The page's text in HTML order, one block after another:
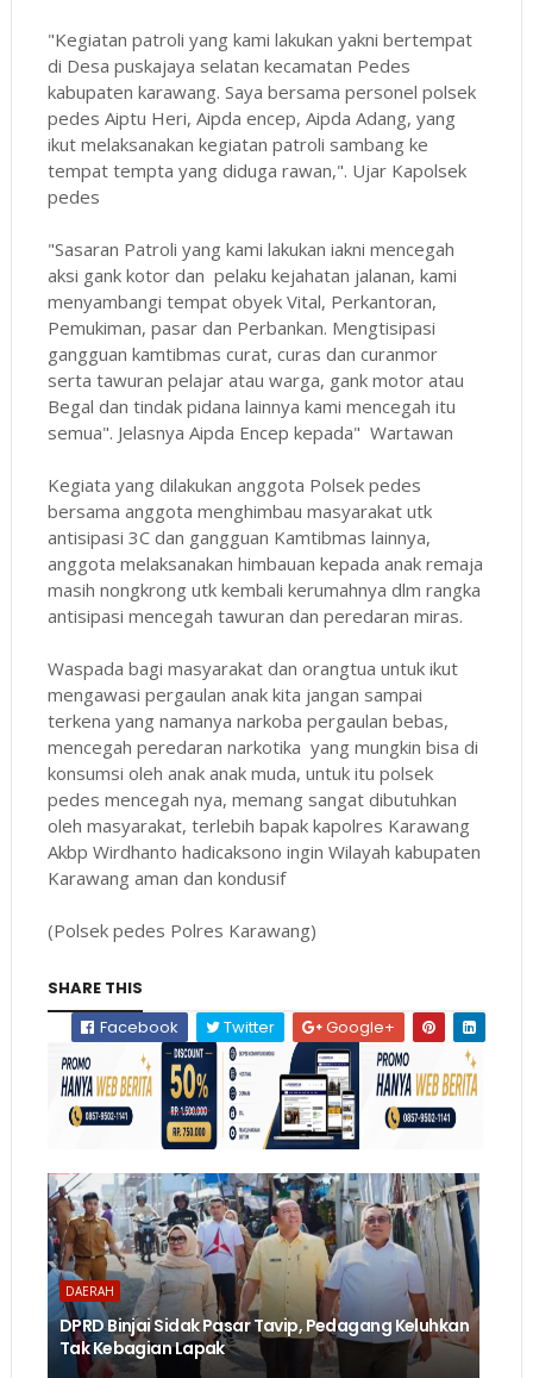
"Kegiatan patroli yang kami lakukan yakni bertempat
di Desa puskajaya selatan kecamatan Pedes
kabupaten karawang. Saya bersama personel polsek
pedes Aiptu Heri, Aipda encep, Aipda Adang, yang
ikut melaksanakan kegiatan patroli sambang ke
tempat tempta yang diduga rawan,". Ujar Kapolsek
pedes
"Sasaran Patroli yang kami lakukan iakni mencegah
aksi gank kotor dan pelaku kejahatan jalanan, kami
menyambangi tempat obyek Vital, Perkantoran,
Pemukiman, pasar dan Perbankan. Mengtisipasi
gangguan kamtibmas curat, curas dan curanmor
serta tawuran pelajar atau warga, gank motor atau
Begal dan tindak pidana lainnya kami mencegah itu
semua". Jelasnya Aipda Encep kepada" Wartawan
Kegiata yang dilakukan anggota Polsek pedes
bersama anggota menghimbau masyarakat utk
antisipasi 3C dan gangguan Kamtibmas lainnya,
anggota melaksanakan himbauan kepada anak remaja
masih nongkrong utk kembali kerumahnya dlm rangka
antisipasi mencegah tawuran dan peredaran miras.
Waspada bagi masyarakat dan orangtua untuk ikut
mengawasi pergaulan anak kita jangan sampai
terkena yang namanya narkoba pergaulan bebas,
mencegah peredaran narkotika yang mungkin bisa di
konsumsi oleh anak anak muda, untuk itu polsek
pedes mencegah nya, memang sangat dibutuhkan
oleh masyarakat, terlebih bapak kapolres Karawang
Akbp Wirdhanto hadicaksono ingin Wilayah kabupaten
Karawang aman dan kondusif
(Polsek pedes Polres Karawang)
SHARE THIS
Facebook
Twitter Google+
DAERAH
DPRD Binjai Sidak Pasar Tavip, Pedagang Keluhkan
Tak Kebagian Lapak